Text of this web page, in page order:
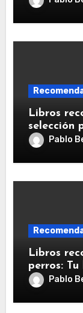
Libros
selección
literarios
Pablo
Libros
perros:
Pablo